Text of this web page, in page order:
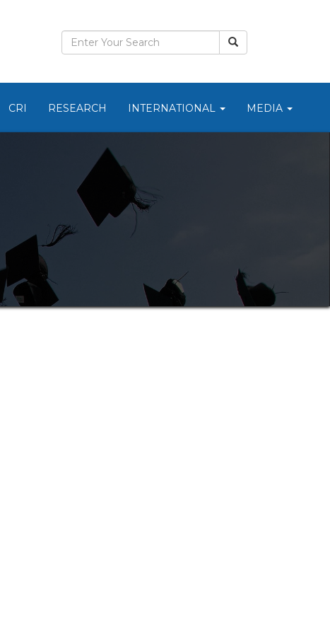
CRI RESEARCH INTERNATIONAL MEDIA